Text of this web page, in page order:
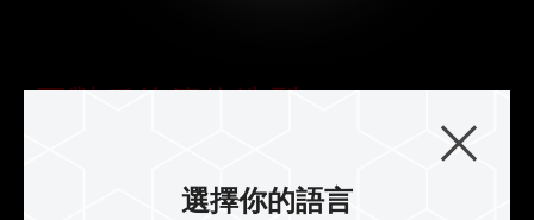
不對稱的簡約造型
外觀上一體成型的俐落幾何線條設計，構築成簡約
與美學完美結合的立體派風格。
選擇你的語言